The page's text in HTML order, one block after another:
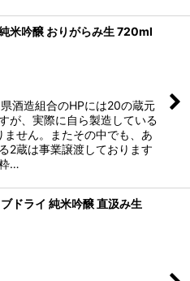
米吟醸 おりがらみ生 720ml
酒造組合のHPには20の蔵元
が、実際に自ら製造している
ません。またその中でも、あ
2蔵は事業譲渡しております
…
ドライ 純米吟醸 直汲み生